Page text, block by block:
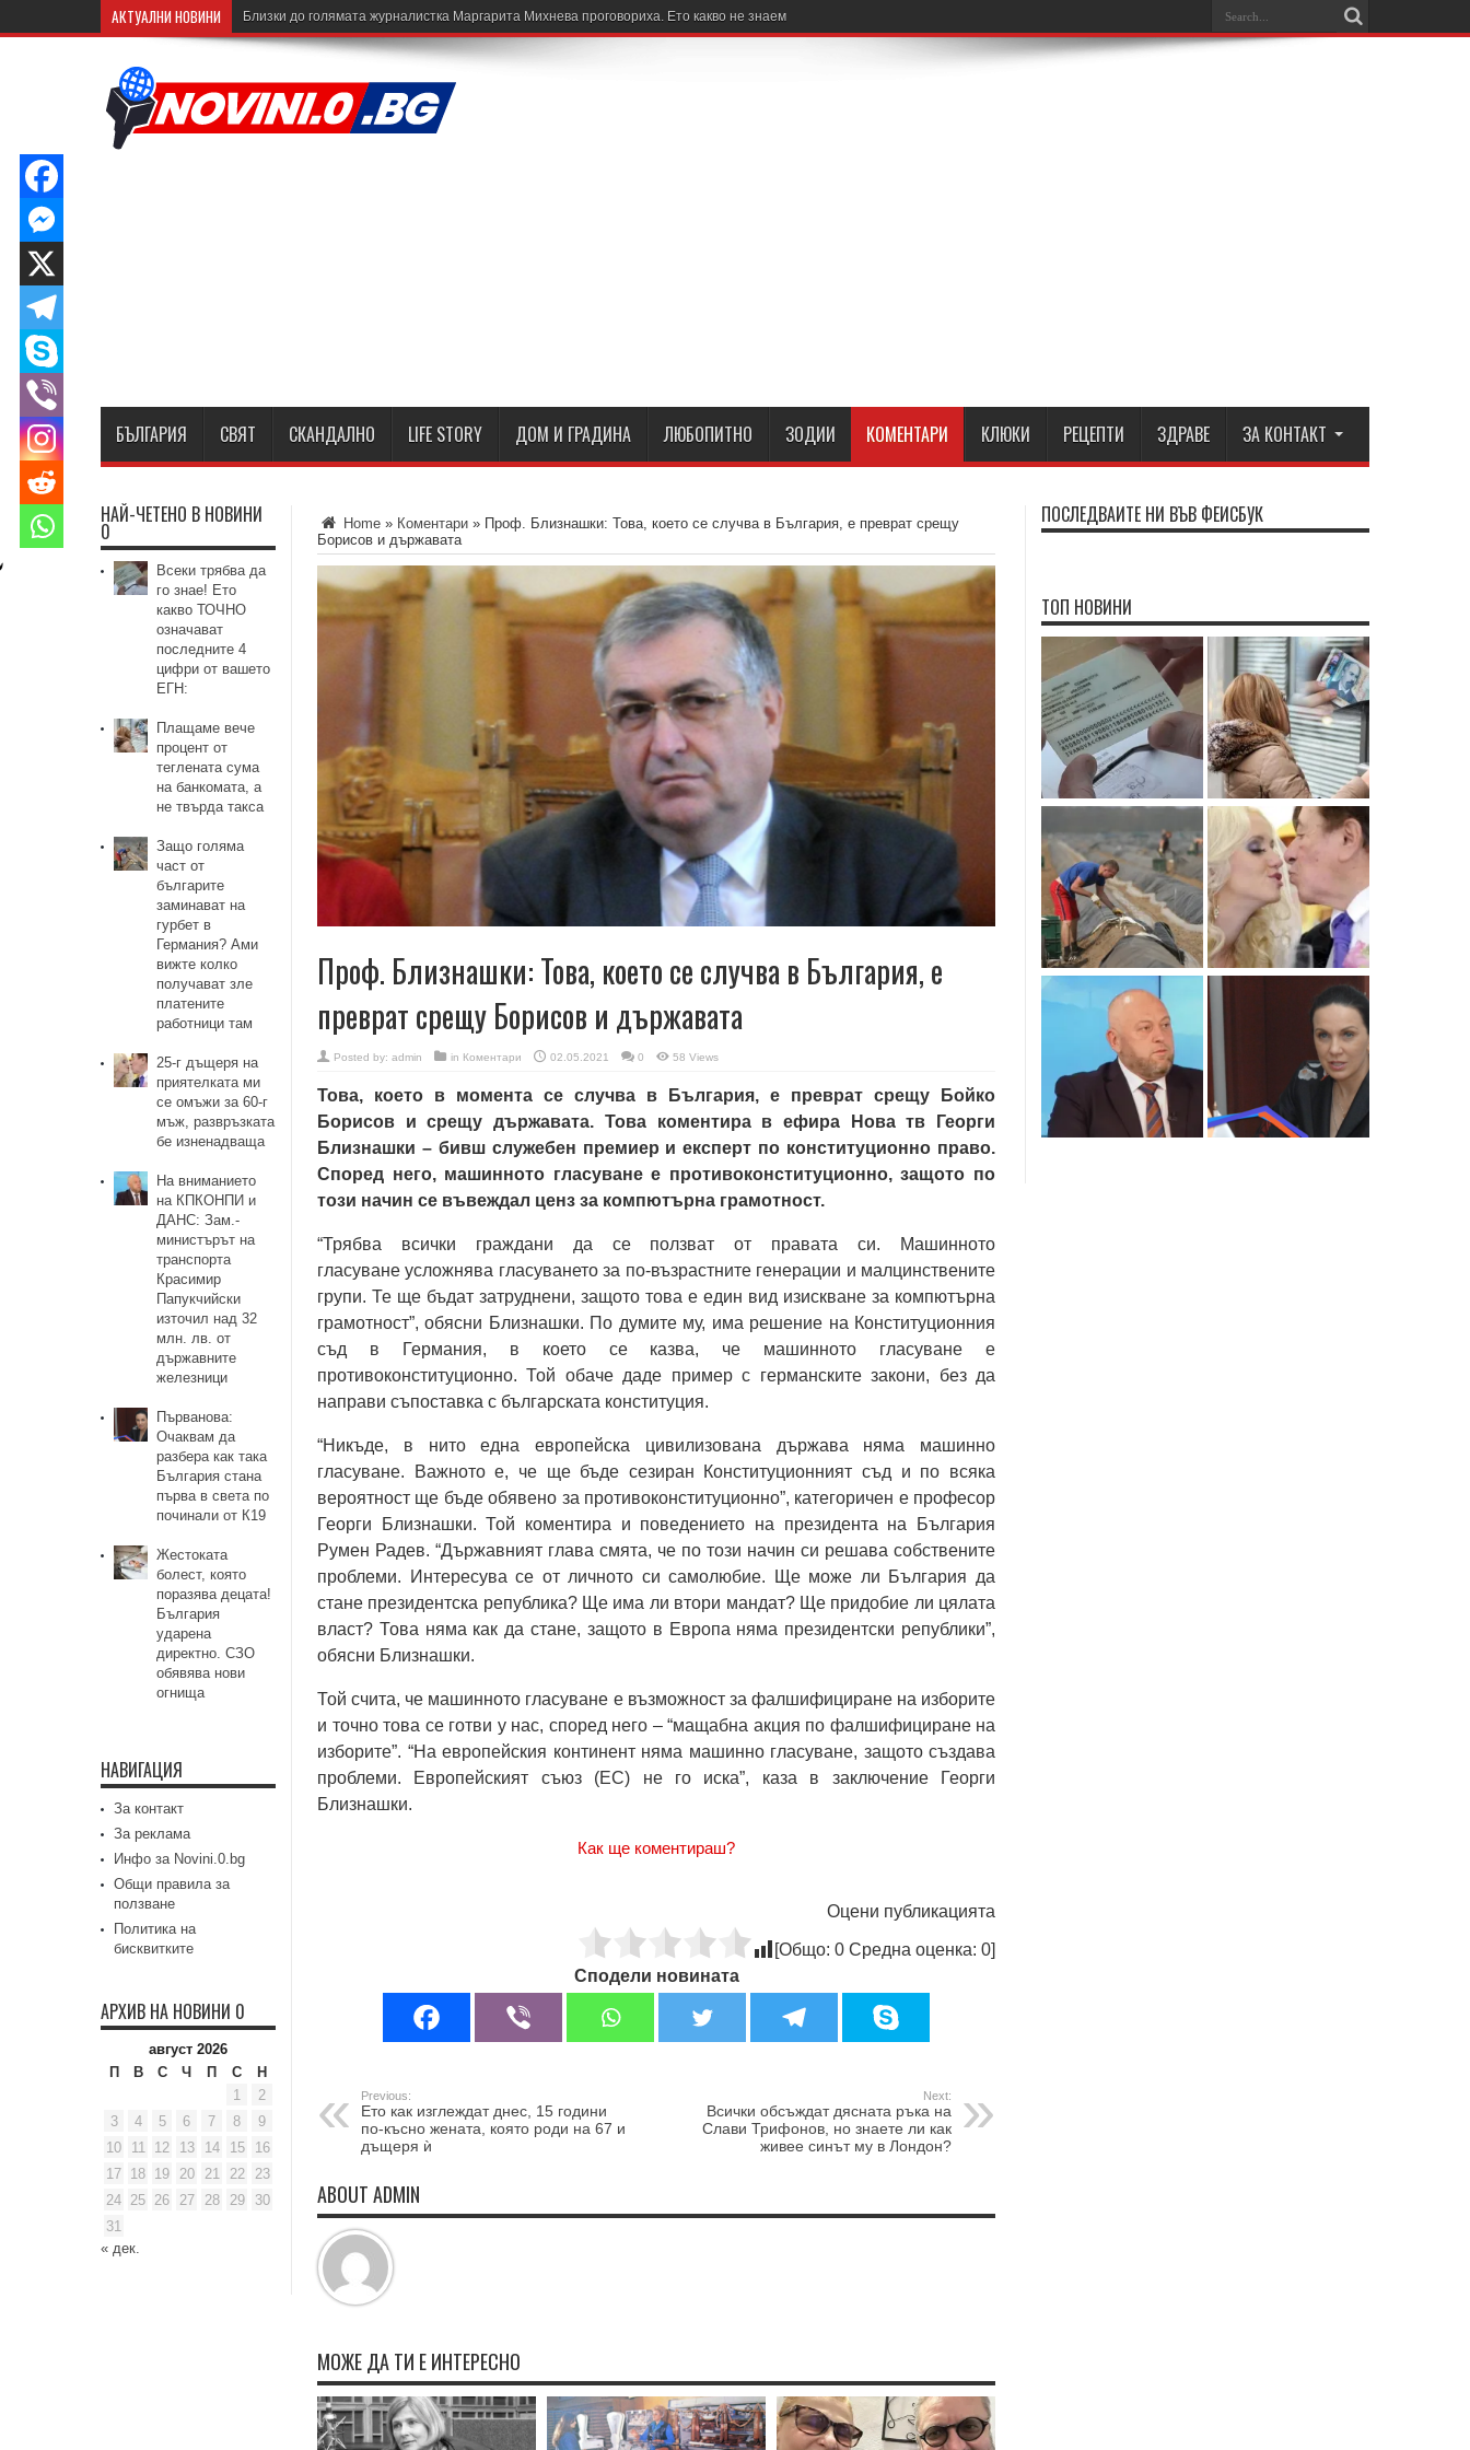
АКТУАЛНИ НОВИНИ Близки до голямата журналистка Маргарита Михнева проговориха. Ето какво не знаем
БЪЛГАРИЯ СВЯТ СКАНДАЛНО LIFE STORY ДОМ И ГРАДИНА ЛЮБОПИТНО ЗОДИИ КОМЕНТАРИ КЛЮКИ РЕЦЕПТИ ЗДРАВЕ ЗА КОНТАКТ
Home » Коментари » Проф. Близнашки: Това, което се случва в България, е преврат срещу
Борисов и държавата
Проф. Близнашки: Това, което се случва в България, е
преврат срещу Борисов и държавата
Posted by: admin in Коментари 02.05.2021 0 58 Views
Това, което в момента се случва в България, е преврат срещу Бойко
Борисов и срещу държавата. Това коментира в ефира Нова тв Георги
Близнашки – бивш служебен премиер и експерт по конституционно право.
Според него, машинното гласуване е противоконституционно, защото по
този начин се въвеждал ценз за компютърна грамотност.
“Трябва всички граждани да се ползват от правата си. Машинното
гласуване усложнява гласуването за по-възрастните генерации и малцинствените
групи. Те ще бъдат затруднени, защото това е един вид изискване за компютърна
грамотност”, обясни Близнашки. По думите му, има решение на Конституционния
съд в Германия, в което се казва, че машинното гласуване е
противоконституционно. Той обаче даде пример с германските закони, без да
направи съпоставка с българската конституция.
“Никъде, в нито една европейска цивилизована държава няма машинно
гласуване. Важното е, че ще бъде сезиран Конституционният съд и по всяка
вероятност ще бъде обявено за противоконституционно”, категоричен е професор
Георги Близнашки. Той коментира и поведението на президента на България
Румен Радев. “Държавният глава смята, че по този начин си решава собствените
проблеми. Интересува се от личното си самолюбие. Ще може ли България да
стане президентска република? Ще има ли втори мандат? Ще придобие ли цялата
власт? Това няма как да стане, защото в Европа няма президентски републики”,
обясни Близнашки.
Той счита, че машинното гласуване е възможност за фалшифициране на изборите
и точно това се готви у нас, според него – “мащабна акция по фалшифициране на
изборите”. “На европейския континент няма машинно гласуване, защото създава
проблеми. Европейският съюз (ЕС) не го иска”, каза в заключение Георги
Близнашки.
Как ще коментираш?
Оцени публикацията
[Общо: 0 Средна оценка: 0]
Сподели новината
Previous:
Ето как изглеждат днес, 15 години
по-късно жената, която роди на 67 и
дъщеря ѝ
Next:
Всички обсъждат дясната ръка на
Слави Трифонов, но знаете ли как
живее синът му в Лондон?
ABOUT ADMIN
МОЖЕ ДА ТИ Е ИНТЕРЕСНО
НАЙ-ЧЕТЕНО В НОВИНИ
0
Всеки трябва да
го знае! Ето
какво ТОЧНО
означават
последните 4
цифри от вашето
ЕГН:
Плащаме вече
процент от
теглената сума
на банкомата, а
не твърда такса
Защо голяма
част от
българите
заминават на
гурбет в
Германия? Ами
вижте колко
получават зле
платените
работници там
25-г дъщеря на
приятелката ми
се омъжи за 60-г
мъж, развръзката
бе изненадваща
На вниманието
на КПКОНПИ и
ДАНС: Зам.-
министърът на
транспорта
Красимир
Папукчийски
източил над 32
млн. лв. от
държавните
железници
Първанова:
Очаквам да
разбера как така
България стана
първа в света по
починали от К19
Жестоката
болест, която
поразява децата!
България
ударена
директно. СЗО
обявява нови
огнища
НАВИГАЦИЯ
За контакт
За реклама
Инфо за Novini.0.bg
Общи правила за
ползване
Политика на
бисквитките
АРХИВ НА НОВИНИ 0
август 2026
П
В С Ч П С
Н
1
2
3
4 5 6 7 8
9
10
11 12 13 14 15
16
17 18 19 20 21 22
23
24 25 26 27 28 29
30
31
« дек.
ПОСЛЕДВАЙТЕ НИ ВЪВ ФЕЙСБУК
ТОП НОВИНИ